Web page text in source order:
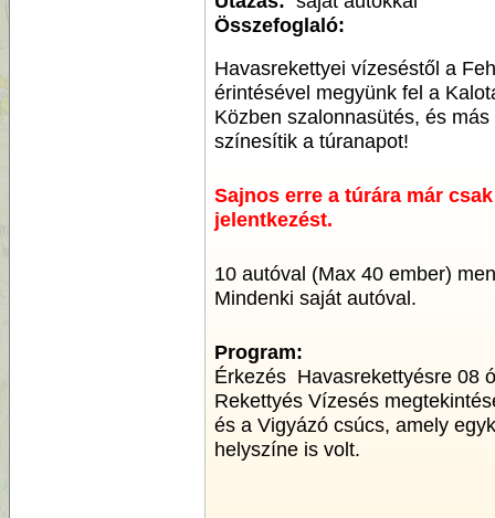
Összefoglaló:
Havasrekettyei vízeséstől a
érintésével megyünk fel a
Közben szalonnasütés, és
színesítik a túranapot!
Sajnos erre a túrára már
jelentkezést.
10 autóval (Max 40 ember)
Mindenki saját autóval.
Program:
Érkezés Havasrekettyésre 08
Rekettyés Vízesés
és a Vigyázó csúcs, amely
helyszíne is volt.